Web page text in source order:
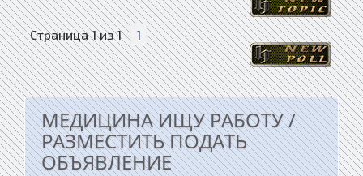
Страница1из1 1
МЕДИЦИНА ИЩУ РАБОТУ /
РАЗМЕСТИТЬ ПОДАТЬ
ОБЪЯВЛЕНИЕ